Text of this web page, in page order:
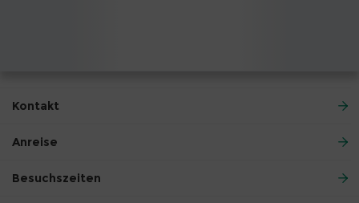
Kontakt
Anreise
Besuchszeiten